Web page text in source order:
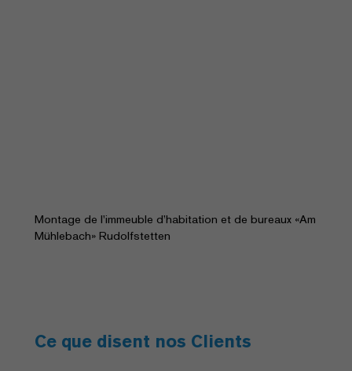
Montage de l'immeuble d’habitation et de bureaux «Am
Mühlebach» Rudolfstetten
Ce que disent nos Clients